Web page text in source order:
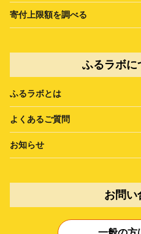
寄付上限額を調べる
ふるラボに
ふるラボとは
よくあるご質問
お知らせ
お問い